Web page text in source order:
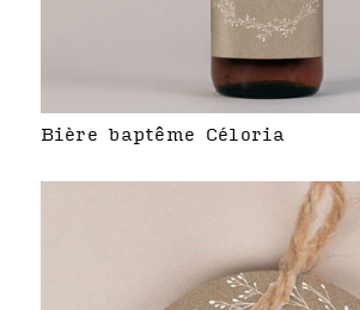
Bière baptême Céloria